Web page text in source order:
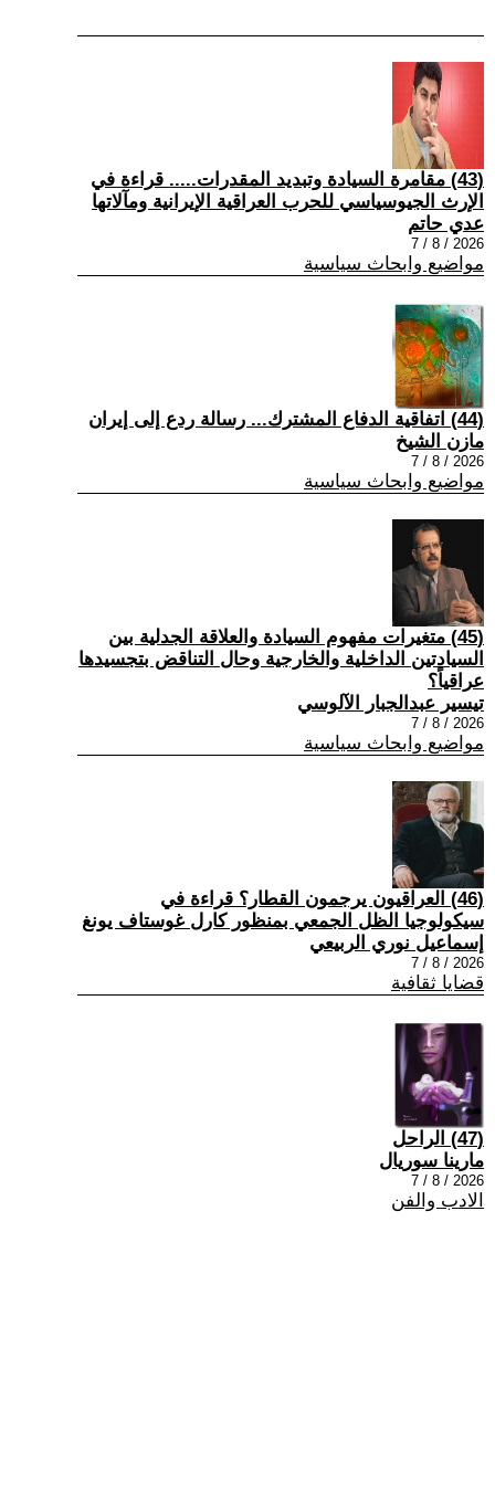
(43) مقامرة السيادة وتبديد المقدرات..... قراءة في
الإرث الجيوسياسي للحرب العراقية الإيرانية ومآلاتها
عدي حاتم
2026 / 8 / 7
مواضيع وابحاث سياسية
(44) اتفاقية الدفاع المشترك... رسالة ردع إلى إيران
مازن الشيخ
2026 / 8 / 7
مواضيع وابحاث سياسية
(45) متغيرات مفهوم السيادة والعلاقة الجدلية بين
السيادتين الداخلية والخارجية وحال التناقض بتجسيدها
عراقياً؟
تيسير عبدالجبار الآلوسي
2026 / 8 / 7
مواضيع وابحاث سياسية
(46) العراقيون يرجمون القطار؟ قراءة في
سيكولوجيا الظل الجمعي بمنظور كارل غوستاف يونغ
إسماعيل نوري الربيعي
2026 / 8 / 7
قضايا ثقافية
(47) الراحل
مارينا سوريال
2026 / 8 / 7
الادب والفن